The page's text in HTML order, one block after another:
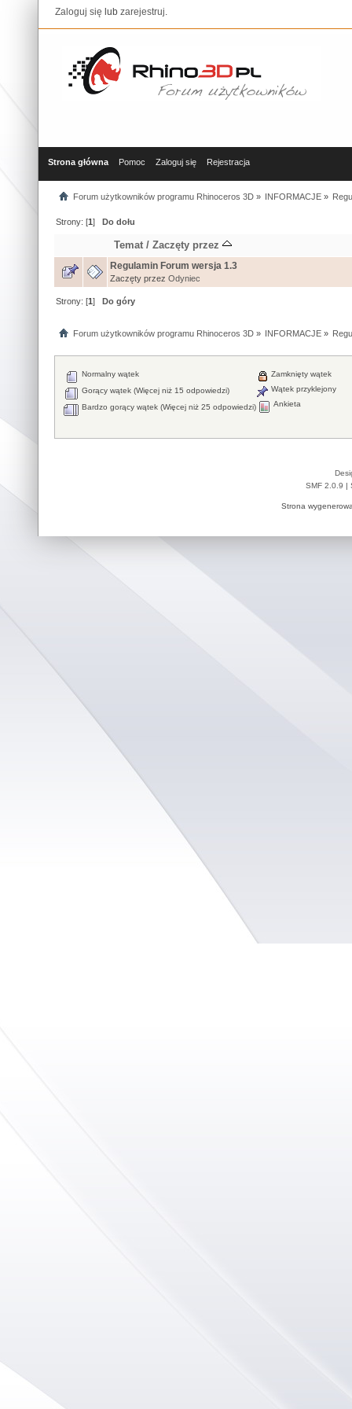
Zaloguj się lub zarejestruj.
Strona główna Pomoc Zaloguj się Rejestracja
Forum użytkowników programu Rhinoceros 3D» INFORMACJE»
Strony: [1]Do dołu
Temat /Zaczęty przez
Regulamin Forum wersja 1.3
Zaczęty przez Odyniec
Strony: [1]Do góry
Forum użytkowników programu Rhinoceros 3D» INFORMACJE»
Normalny wątek
Gorący wątek (Więcej niż 15 odpowiedzi)
Bardzo gorący wątek (Więcej niż 25 odpowiedzi)
Zamknięty wątek
Wątek przyklejony
Ankieta
SMF 2.0.9 |
Strona